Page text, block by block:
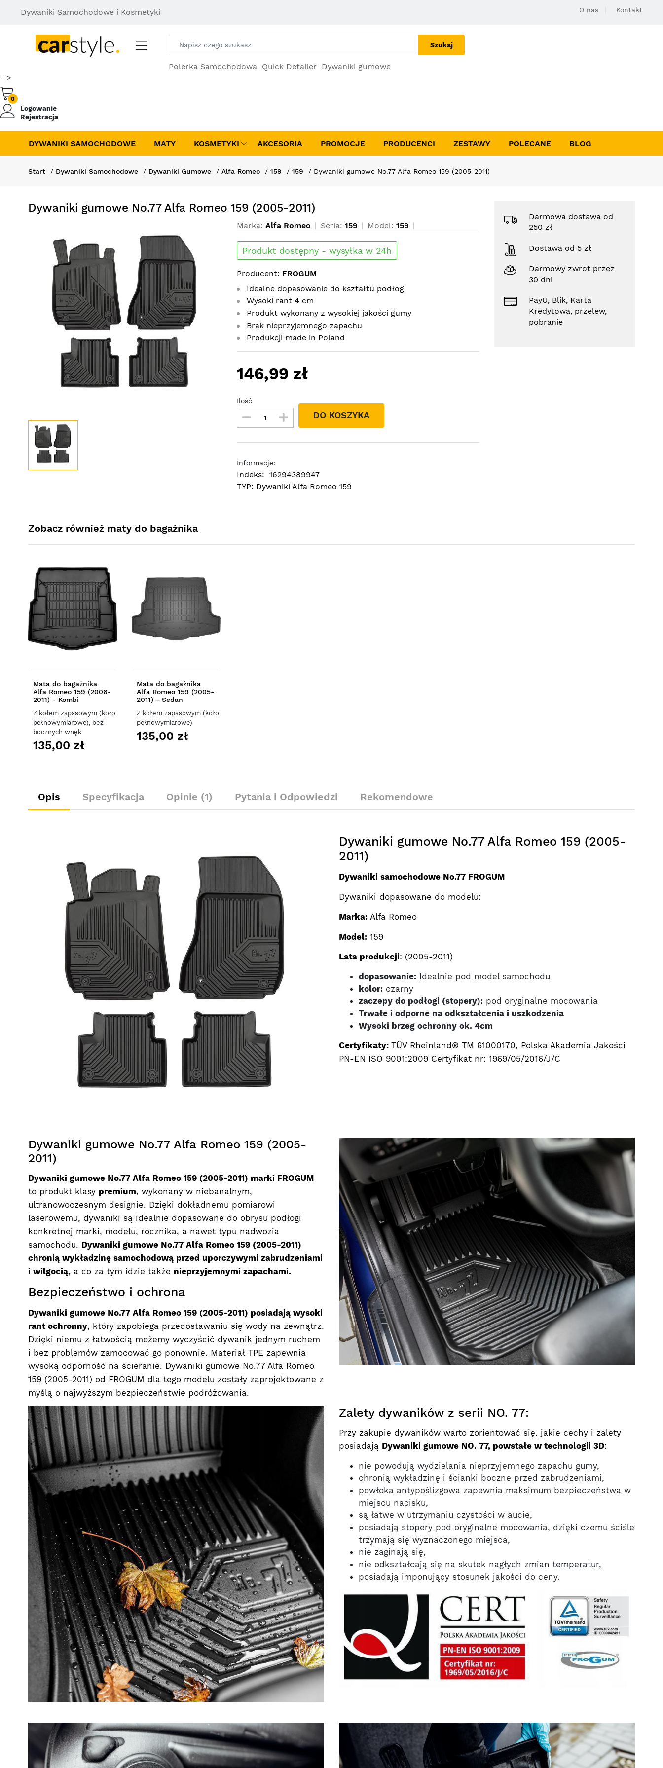
Dywaniki Samochodowe i Kosmetyki O nas Kontakt
Szukaj
Polerka Samochodowa Quick Detailer Dywaniki gumowe
-->
0
Logowanie
Rejestracja
DYWANIKI SAMOCHODOWE MATY KOSMETYKI AKCESORIA PROMOCJE PRODUCENCI ZESTAWY POLECANE BLOG
Start Dywaniki Samochodowe Dywaniki Gumowe Alfa Romeo 159 159 Dywaniki gumowe No.77 Alfa Romeo 159 (2005-2011)
Dywaniki gumowe No.77 Alfa Romeo 159 (2005-2011)
Marka: Alfa Romeo Seria: 159 Model: 159
Produkt dostępny - wysyłka w 24h
Producent: FROGUM
Idealne dopasowanie do kształtu podłogi
Wysoki rant 4 cm
Produkt wykonany z wysokiej jakości gumy
Brak nieprzyjemnego zapachu
Produkcji made in Poland
146,99 zł
Ilość
DO KOSZYKA
Informacje:
Indeks: 16294389947
TYP: Dywaniki Alfa Romeo 159
Darmowa dostawa od
250 zł
Dostawa od 5 zł
Darmowy zwrot przez
30 dni
PayU, Blik, Karta
Kredytowa, przelew,
pobranie
Zobacz również maty do bagażnika
Mata do bagażnika
Alfa Romeo 159 (2006-
2011) - Kombi
Z kołem zapasowym (koło
pełnowymiarowe), bez
bocznych wnęk
135,00 zł
Mata do bagażnika
Alfa Romeo 159 (2005-
2011) - Sedan
Z kołem zapasowym (koło
pełnowymiarowe)
135,00 zł
Opis Specyfikacja Opinie (1) Pytania i Odpowiedzi Rekomendowe
Dywaniki gumowe No.77 Alfa Romeo 159 (2005-
2011)
Dywaniki samochodowe No.77 FROGUM
Dywaniki dopasowane do modelu:
Marka: Alfa Romeo
Model: 159
Lata produkcji: (2005-2011)
dopasowanie: Idealnie pod model samochodu
kolor: czarny
zaczepy do podłogi (stopery): pod oryginalne mocowania
Trwałe i odporne na odkształcenia i uszkodzenia
Wysoki brzeg ochronny ok. 4cm
Certyfikaty: TÜV Rheinland® TM 61000170, Polska Akademia Jakości
PN-EN ISO 9001:2009 Certyfikat nr: 1969/05/2016/J/C
Dywaniki gumowe No.77 Alfa Romeo 159 (2005-
2011)
Dywaniki gumowe No.77 Alfa Romeo 159 (2005-2011) marki FROGUM
to produkt klasy premium, wykonany w niebanalnym,
ultranowoczesnym designie. Dzięki dokładnemu pomiarowi
laserowemu, dywaniki są idealnie dopasowane do obrysu podłogi
konkretnej marki, modelu, rocznika, a nawet typu nadwozia
samochodu. Dywaniki gumowe No.77 Alfa Romeo 159 (2005-2011)
chronią wykładzinę samochodową przed uporczywymi zabrudzeniami
i wilgocią, a co za tym idzie także nieprzyjemnymi zapachami.
Bezpieczeństwo i ochrona
Dywaniki gumowe No.77 Alfa Romeo 159 (2005-2011) posiadają wysoki
rant ochronny, który zapobiega przedostawaniu się wody na zewnątrz.
Dzięki niemu z łatwością możemy wyczyścić dywanik jednym ruchem
i bez problemów zamocować go ponownie. Materiał TPE zapewnia
wysoką odporność na ścieranie. Dywaniki gumowe No.77 Alfa Romeo
159 (2005-2011) od FROGUM dla tego modelu zostały zaprojektowane z
myślą o najwyższym bezpieczeństwie podróżowania.
Zalety dywaników z serii NO. 77:
Przy zakupie dywaników warto zorientować się, jakie cechy i zalety
posiadają Dywaniki gumowe NO. 77, powstałe w technologii 3D:
nie powodują wydzielania nieprzyjemnego zapachu gumy,
chronią wykładzinę i ścianki boczne przed zabrudzeniami,
powłoka antypoślizgowa zapewnia maksimum bezpieczeństwa w
miejscu nacisku,
są łatwe w utrzymaniu czystości w aucie,
posiadają stopery pod oryginalne mocowania, dzięki czemu ściśle
trzymają się wyznaczonego miejsca,
nie zaginają się,
nie odkształcają się na skutek nagłych zmian temperatur,
posiadają imponujący stosunek jakości do ceny.